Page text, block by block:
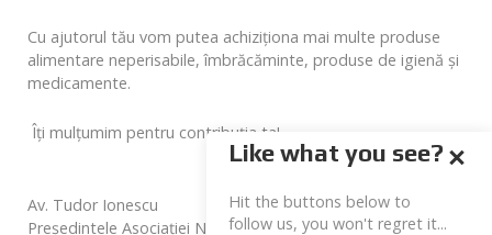
Cu ajutorul tău vom putea achiziționa mai multe produse
alimentare neperisabile, îmbrăcăminte, produse de igienă și
medicamente.
Îți mulțumim pentru contribuția ta!
Av. Tudor Ionescu
Președintele Asociației Noua Dreaptă
Like what you see?
Hit the buttons below to
follow us, you won't regret it...